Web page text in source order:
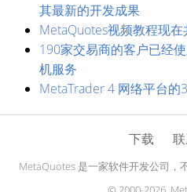
其最新的开发成果
MetaQuotes视频教程现
190家交易商的客户已经
机服务
MetaTrader 4 网络平台的
下载
MetaQuotes 是一家软件开发公司，